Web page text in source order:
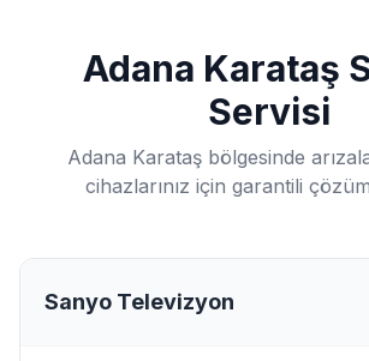
Adana Karataş
Servisi
Adana Karataş bölgesinde
cihazlarınız için garantili
Sanyo Televizyon